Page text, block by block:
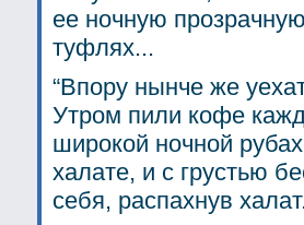
ее ночную
туфлях...
“Впору нынче же
Утром пили кофе
широкой ночной
халате, и с грустью
себя, распахнув